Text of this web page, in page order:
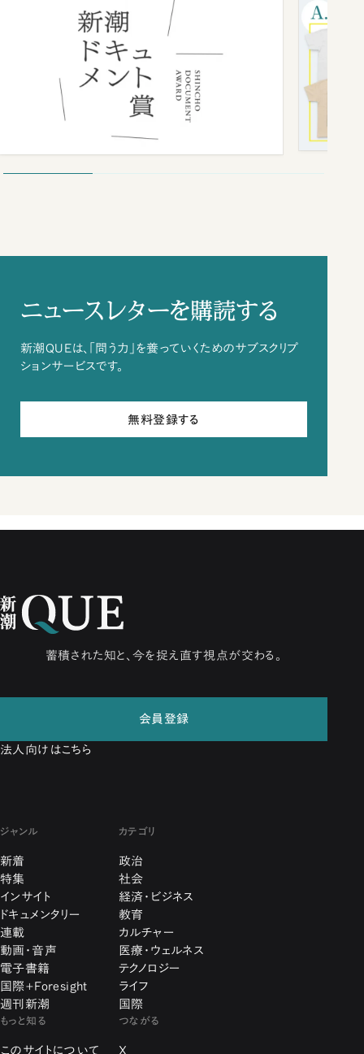
ニュースレターを購読する
新潮QUEは、「問う力」を養っていくためのサブスクリプ
ションサービスです。
無料登録する
蓄積された知と、今を捉え直す視点が交わる。
会員登録
法人向けはこちら
ジャンル
新着
特集
インサイト
ドキュメンタリー
連載
動画・音声
電子書籍
国際+Foresight
週刊新潮
カテゴリ
政治
社会
経済・ビジネス
教育
カルチャー
医療・ウェルネス
テクノロジー
ライフ
国際
もっと知る
このサイトについて
つながる
X